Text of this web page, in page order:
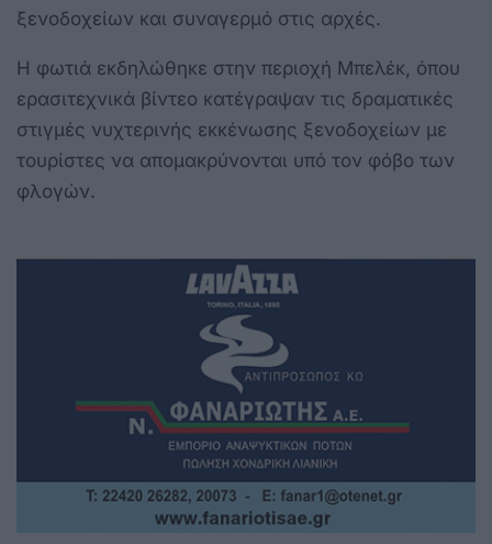
ξενοδοχείων και συναγερμό στις αρχές.
Η φωτιά εκδηλώθηκε στην περιοχή Μπελέκ, όπου
ερασιτεχνικά βίντεο κατέγραψαν τις δραματικές
στιγμές νυχτερινής εκκένωσης ξενοδοχείων με
τουρίστες να απομακρύνονται υπό τον φόβο των
φλογών.